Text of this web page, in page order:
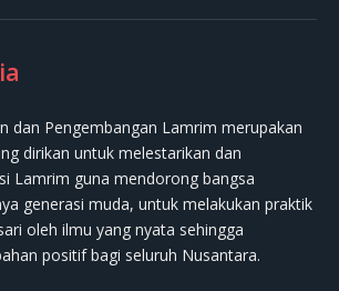
dan Pengembangan Lamrim merupakan
dirikan untuk melestarikan dan
Lamrim guna mendorong bangsa
generasi muda, untuk melakukan praktik
oleh ilmu yang nyata sehingga
positif bagi seluruh Nusantara.